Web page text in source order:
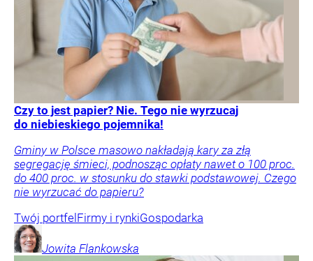
Czy to jest papier? Nie. Tego nie wyrzucaj
do niebieskiego pojemnika!
Gminy w Polsce masowo nakładają kary za złą
segregację śmieci, podnosząc opłaty nawet o 100 proc.
do 400 proc. w stosunku do stawki podstawowej. Czego
nie wyrzucać do papieru?
Twój portfelFirmy i rynkiGospodarka
Jowita Flankowska